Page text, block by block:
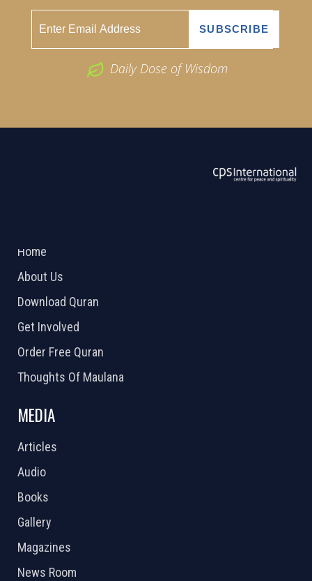
Daily Dose of Wisdom
Home
About Us
Download Quran
Get Involved
Order Free Quran
Thoughts Of Maulana
MEDIA
Articles
Audio
Books
Gallery
Magazines
News Room